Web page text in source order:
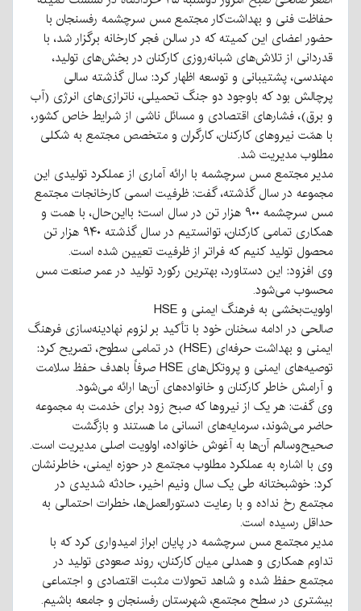
حفاظت فنی و بهداشت‌کار مجتمع مس سرچشمه رفسنجان با
حضور اعضای این کمیته که در سالن فجر کارخانه برگزار شد، با
قدردانی از تلاش‌های شبانه‌روزی کارکنان در بخش‌های تولید،
مهندسی، پشتیبانی و توسعه اظهار کرد: سال گذشته سالی
پرچالش بود که باوجود دو جنگ تحمیلی، ناترازی‌های انرژی (آب
و برق)، فشارهای اقتصادی و مسائل ناشی از شرایط خاص کشور،
با همّت نیروهای کارکنان، کارگران و متخصص مجتمع به شکلی
مطلوب مدیریت شد.
مدیر مجتمع مس سرچشمه با ارائه آماری از عملکرد تولیدی این
مجموعه در سال گذشته، گفت: ظرفیت اسمی کارخانجات مجتمع
مس سرچشمه ۹۰۰ هزار تن در سال است؛ بااین‌حال، با همت و
همکاری تمامی کارکنان، توانستیم در سال گذشته ۹۴۰ هزار تن
محصول تولید کنیم که فراتر از ظرفیت تعیین شده است.
وی افزود: این دستاورد، بهترین رکورد تولید در عمر صنعت مس
محسوب می‌شود.
اولویت‌بخشی به فرهنگ ایمنی و HSE
صالحی در ادامه سخنان خود با تأکید بر لزوم نهادینه‌سازی فرهنگ
ایمنی و بهداشت حرفه‌ای (HSE) در تمامی سطوح، تصریح کرد:
توصیه‌های ایمنی و پروتکل‌های HSE صرفاً باهدف حفظ سلامت
و آرامش خاطر کارکنان و خانواده‌های آن‌ها ارائه می‌شود.
وی گفت: هر یک از نیروها که صبح زود برای خدمت به مجموعه
حاضر می‌شوند، سرمایه‌های انسانی ما هستند و بازگشت
صحیح‌وسالم آن‌ها به آغوش خانواده، اولویت اصلی مدیریت است.
وی با اشاره به عملکرد مطلوب مجتمع در حوزه ایمنی، خاطرنشان
کرد: خوشبختانه طی یک سال ونیم اخیر، حادثه شدیدی در
مجتمع رخ نداده و با رعایت دستورالعمل‌ها، خطرات احتمالی به
حداقل رسیده است.
مدیر مجتمع مس سرچشمه در پایان ابراز امیدواری کرد که با
تداوم همکاری و همدلی میان کارکنان، روند صعودی تولید در
مجتمع حفظ شده و شاهد تحولات مثبت اقتصادی و اجتماعی
بیشتری در سطح مجتمع، شهرستان رفسنجان و جامعه باشیم.